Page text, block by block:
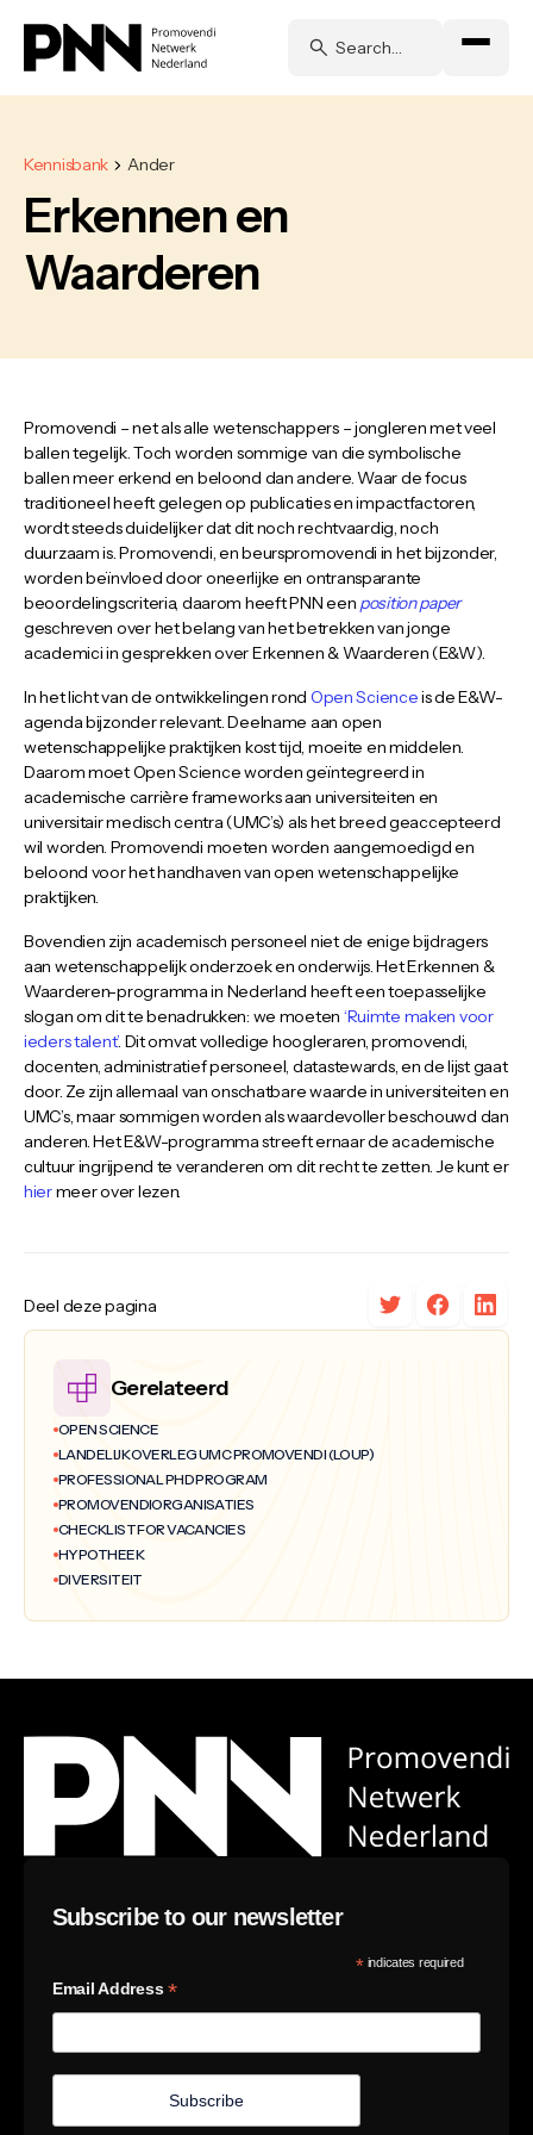
Kennisbank Ander
Erkennen en
Waarderen
Gerelateerd
OPEN SCIENCE
LANDELIJK OVERLEG UMC PROMOVENDI (LOUP)
PROFESSIONAL PHD PROGRAM
PROMOVENDIORGANISATIES
CHECKLIST FOR VACANCIES
HYPOTHEEK
DIVERSITEIT
Promovendi – net als alle wetenschappers – jongleren met veel
ballen tegelijk. Toch worden sommige van die symbolische
ballen meer erkend en beloond dan andere. Waar de focus
traditioneel heeft gelegen op publicaties en impactfactoren,
wordt steeds duidelijker dat dit noch rechtvaardig, noch
duurzaam is. Promovendi, en beurspromovendi in het bijzonder,
worden beïnvloed door oneerlijke en ontransparante
beoordelingscriteria, daarom heeft PNN een position paper
geschreven over het belang van het betrekken van jonge
academici in gesprekken over Erkennen & Waarderen (E&W).
In het licht van de ontwikkelingen rond Open Scienceis de E&W-
agenda bijzonder relevant. Deelname aan open
wetenschappelijke praktijken kost tijd, moeite en middelen.
Daarom moet Open Science worden geïntegreerd in
academische carrière frameworks aan universiteiten en
universitair medisch centra (UMC’s) als het breed geaccepteerd
wil worden. Promovendi moeten worden aangemoedigd en
beloond voor het handhaven van open wetenschappelijke
praktijken.
Bovendien zijn academisch personeel niet de enige bijdragers
aan wetenschappelijk onderzoek en onderwijs. Het Erkennen &
Waarderen-programma in Nederland heeft een toepasselijke
slogan om dit te benadrukken: we moeten ‘Ruimte maken voor
ieders talent’. Dit omvat volledige hoogleraren, promovendi,
docenten, administratief personeel, datastewards, en de lijst gaat
door. Ze zijn allemaal van onschatbare waarde in universiteiten en
UMC’s, maar sommigen worden als waardevoller beschouwd dan
anderen. Het E&W-programma streeft ernaar de academische
cultuur ingrijpend te veranderen om dit recht te zetten. Je kunt er
hiermeer over lezen.
Deel deze pagina
Subscribe to our newsletter
*indicates required
Email Address*